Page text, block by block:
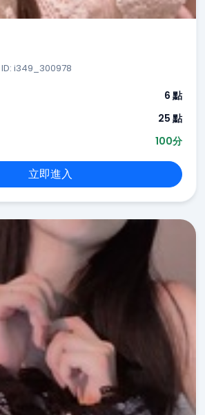
ID: i349_300978
6 點
25 點
100分
立即進入